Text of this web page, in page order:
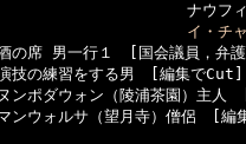
ム（株
イ・チ
男一行１　[国会議員，弁
習をする男　[編集でCut]
ウォン（陵浦茶園）主人
ォルサ（望月寺）僧侶　[編